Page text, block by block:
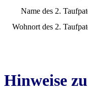
Name des 2.
Wohnort des 2.
Hinweise